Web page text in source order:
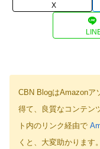
X
CBN BlogはAmazonア
得て、良質なコンテン
ト内のリンク経由で
くと、大変助かります